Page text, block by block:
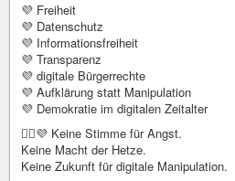
💜 Freiheit
💜 Datenschutz
💜 Informationsfreiheit
💜 Transparenz
💜 digitale Bürgerrechte
💜 Aufklärung statt Manipulation
💜 Demokratie im digitalen Zeitalter
🏴‍☠️💜 Keine Stimme für Angst.
Keine Macht der Hetze.
Keine Zukunft für digitale Manipulation.